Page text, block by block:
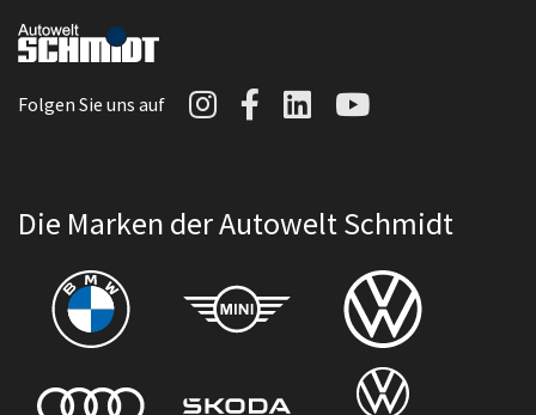
Folgen Sie uns auf Autowelt Schmidt auf
Autowelt Schmidt
AutoweltAutowelt
Die Marken der Autowelt Schmidt